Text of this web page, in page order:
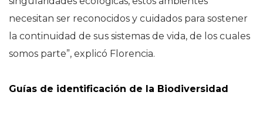
necesitan ser reconocidos y cuidados para sostener
la continuidad de sus sistemas de vida, de los cuales
somos parte”, explicó Florencia.
Guías de identificación de la Biodiversidad